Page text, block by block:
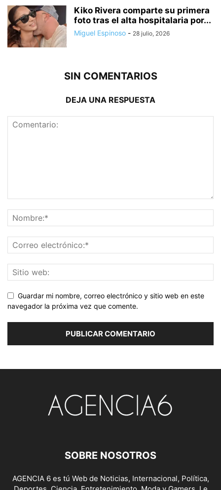
Kiko Rivera comparte su primera
foto tras el alta hospitalaria por...
Miguel Espinoso - 28 julio, 2026
SIN COMENTARIOS
DEJA UNA RESPUESTA
Guardar mi nombre, correo electrónico y sitio web en este
navegador la próxima vez que comente.
SOBRE NOSOTROS
AGENCIA 6 es tú Web de Noticias, Internacional, Política,